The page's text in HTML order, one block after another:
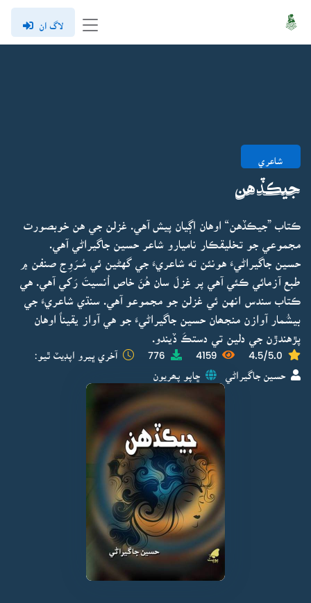
لاگ ان
شاعري
جيڪڏهن
ڪتاب ”جيڪڏهن“ اوهان اڳيان پيش آهي. غزلن جي هن خوبصورت
مجموعي جو تخليقڪار ناميارو شاعر حسين جاگيراڻي آهي.
حسين جاگيراڻيءَ هونئن ته شاعريءَ جي گهڻين ئي مُــرَوِج صنفن ۾
طبع آزمائي ڪئي آهي پر غزلَ سان هُنَ خاص اُنسيتَ رَکي آهي. هي
ڪتاب سندس انهن ئي غزلن جو مجموعو آهي. سنڌي شاعريءَ جي
بيشُمار آوازن منجھان حسين جاگيراڻيءَ جو هي آواز يقيناً اوهان
پڙهندڙن جي دلين تي دستڪَ ڏيندو.
4.5/5.0
4159
776 آخري ڀيرو اپڊيٽ ٿيو:
حسين جاگيراڻي ڇاپو پھريون